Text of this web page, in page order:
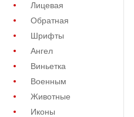
Лицевая
Обратная
Шрифты
Ангел
Виньетка
Военным
Животные
Иконы